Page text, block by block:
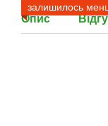
залишилось
Опис